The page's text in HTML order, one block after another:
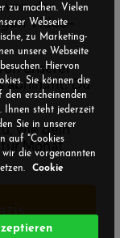
von der
Video-
unserer
abnimmt. Du
wie dein
Monat
zu machen. Vielen
Webseite
zu Marketing-
unsere Webseite
Hiervon
Sie können die
erscheinenden
Ihnen steht jederzeit
Sie in unserer
auf "Cookies
wir die vorgenannten
Cookie